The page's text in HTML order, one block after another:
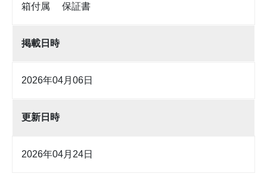
箱付属 保証書
掲載日時
2026年04月06日
更新日時
2026年04月24日